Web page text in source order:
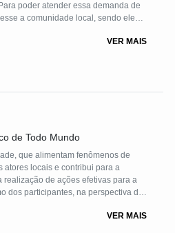
poder atender essa demanda de
a comunidade local, sendo eles
VER MAIS
de Todo Mundo
que alimentam fenômenos de
atores locais e contribui para a
VER MAIS